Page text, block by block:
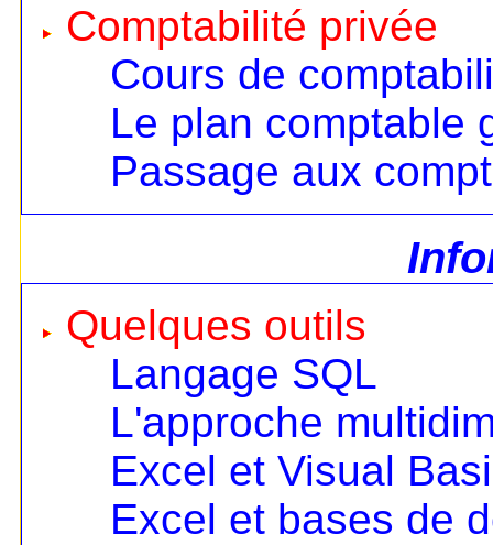
Comptabilité privée
Cours de
Le plan comptable
Passage aux
Quelques outils
Langage SQL
L'approche
Excel et Visual
Excel et bases de